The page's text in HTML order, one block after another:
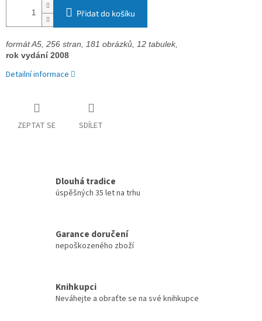
Přidat do košíku
formát A5, 256 stran, 181 obrázků, 12 tabulek,
rok vydání 2008
Detailní informace
ZEPTAT SE SDÍLET
Dlouhá tradice
úspěšných 35 let na trhu
Garance doručení
nepoškozeného zboží
Knihkupci
Neváhejte a obraťte se na své knihkupce